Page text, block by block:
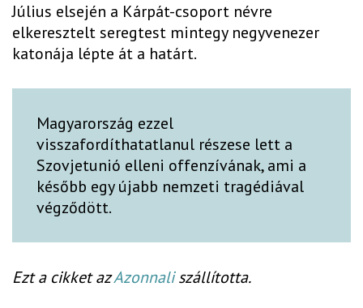
Július elsején a Kárpát-csoport névre
elkeresztelt seregtest mintegy negyvenezer
katonája lépte át a határt.
Magyarország ezzel
visszafordíthatatlanul részese lett a
Szovjetunió elleni offenzívának, ami a
később egy újabb nemzeti tragédiával
végződött.
Ezt a cikket azAzonnaliszállította.